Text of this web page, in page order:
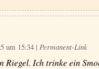
um 15:34 | Permanent-Link
Riegel. Ich trinke ein